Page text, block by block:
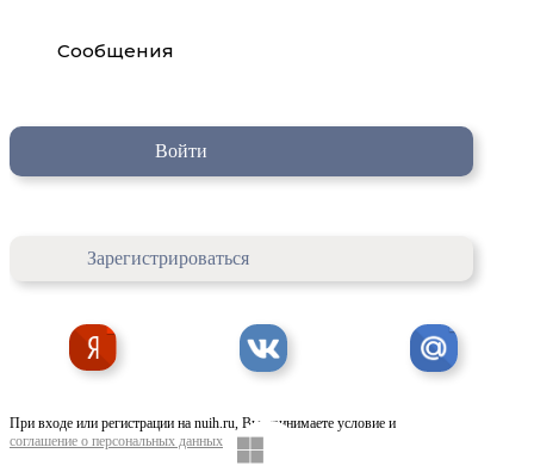
Сообщения
Войти
Зарегистрироваться
При входе или регистрации на nuih.ru, Вы принимаете условие и
соглашение о персональных данных